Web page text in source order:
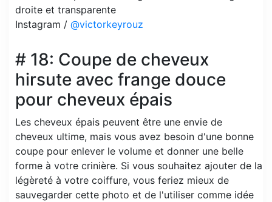
Instagram / @victorkeyrouz
# 18: Coupe de cheveux
hirsute avec frange douce
pour cheveux épais
Les cheveux épais peuvent être une envie de
cheveux ultime, mais vous avez besoin d'une bonne
coupe pour enlever le volume et donner une belle
forme à votre crinière. Si vous souhaitez ajouter de la
légèreté à votre coiffure, vous feriez mieux de
sauvegarder cette photo et de l'utiliser comme idée